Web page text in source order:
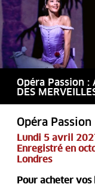
Opéra Passion :
DES
Opéra Passion
Lundi 5 avril
Enregistré en
Londres
Pour acheter